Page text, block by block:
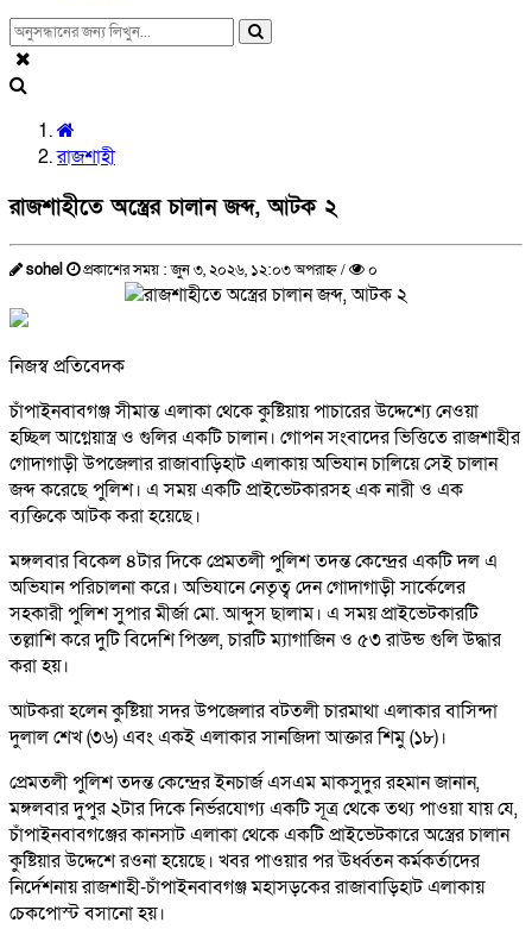
রাজশাহী
রাজশাহীতে অস্ত্রের চালান জব্দ, আটক ২
sohel প্রকাশের সময় : জুন ৩, ২০২৬, ১২:০৩ অপরাহ্ন / ০
নিজস্ব প্রতিবেদক
চাঁপাইনবাবগঞ্জ সীমান্ত এলাকা থেকে কুষ্টিয়ায় পাচারের উদ্দেশ্যে নেওয়া
হচ্ছিল আগ্নেয়াস্ত্র ও গুলির একটি চালান। গোপন সংবাদের ভিত্তিতে রাজশাহীর
গোদাগাড়ী উপজেলার রাজাবাড়িহাট এলাকায় অভিযান চালিয়ে সেই চালান
জব্দ করেছে পুলিশ। এ সময় একটি প্রাইভেটকারসহ এক নারী ও এক
ব্যক্তিকে আটক করা হয়েছে।
মঙ্গলবার বিকেল ৪টার দিকে প্রেমতলী পুলিশ তদন্ত কেন্দ্রের একটি দল এ
অভিযান পরিচালনা করে। অভিযানে নেতৃত্ব দেন গোদাগাড়ী সার্কেলের
সহকারী পুলিশ সুপার মীর্জা মো. আব্দুস ছালাম। এ সময় প্রাইভেটকারটি
তল্লাশি করে দুটি বিদেশি পিস্তল, চারটি ম্যাগাজিন ও ৫৩ রাউন্ড গুলি উদ্ধার
করা হয়।
আটকরা হলেন কুষ্টিয়া সদর উপজেলার বটতলী চারমাথা এলাকার বাসিন্দা
দুলাল শেখ (৩৬) এবং একই এলাকার সানজিদা আক্তার শিমু (১৮)।
প্রেমতলী পুলিশ তদন্ত কেন্দ্রের ইনচার্জ এসএম মাকসুদুর রহমান জানান,
মঙ্গলবার দুপুর ২টার দিকে নির্ভরযোগ্য একটি সূত্র থেকে তথ্য পাওয়া যায় যে,
চাঁপাইনবাবগঞ্জের কানসাট এলাকা থেকে একটি প্রাইভেটকারে অস্ত্রের চালান
কুষ্টিয়ার উদ্দেশে রওনা হয়েছে। খবর পাওয়ার পর ঊর্ধ্বতন কর্মকর্তাদের
নির্দেশনায় রাজশাহী-চাঁপাইনবাবগঞ্জ মহাসড়কের রাজাবাড়িহাট এলাকায়
চেকপোস্ট বসানো হয়।